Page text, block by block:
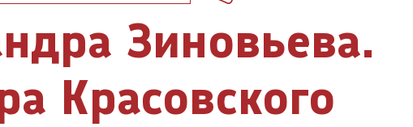
Зиновьева.
Красовского